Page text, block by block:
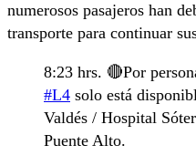
numerosos pasajeros han
transporte para continuar
8:23 hrs. 🔴Por
#L4 solo está
Valdés / Hospital
Puente Alto.